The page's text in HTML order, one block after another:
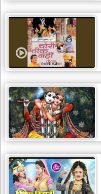
देश
भक्ति
भजन
patriotic
bhajans
खाटू
श्याम
भजन
khatu
shaym
bhajans
रानी
सती
दादी
भजन
rani
sati
dadi
bhajans